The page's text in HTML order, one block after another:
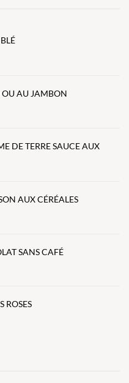
OU AU JAMBON
DE TERRE SAUCE AUX
AUX CÉRÉALES
SANS CAFÉ
ROSES